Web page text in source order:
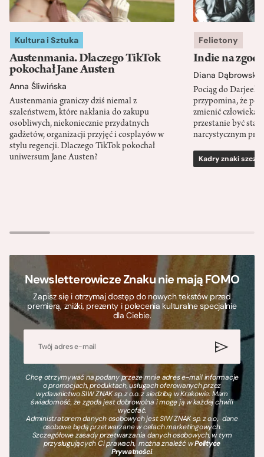
Kultura i Sztuka
Austenmania. Dlaczego TikTok
pokochał Jane Austen
Anna Śliwińska
Austenmania graniczy dziś niemal z
szaleństwem, które nakłania do zakupu
osobliwych, niekoniecznie przydatnych
gadżetów, organizacji przyjęć i cosplayów w
stylu regencji. Dlaczego TikTok pokochał
uniwersum Jane Austen?
Felietony
Indie na
Diana Dąbrowska
Pociąg do
przypomina, że
zmienić człowieka
przestanie być
narcystycznym
Kadry znaki
Newsletterowicze Znaku nie mają FOMO
Zapisz się i otrzymaj dostęp do nowych tekstów przed
premierą, zniżki, prezenty i polecenia kulturalne specjalnie
dla Ciebie.
Chcę otrzymywać na podany przeze mnie adres e-mail informacje
o promocjach, produktach, usługach oferowanych przez
wydawnictwo SIW ZNAK sp. z o.o. z siedzibą w Krakowie. Mam
świadomość, że zgoda jest dobrowolna i mogę ją w każdej chwili
wycofać.
Administratorem danych osobowych jest SIW ZNAK sp. z o.o., dane
osobowe będą przetwarzane w celach marketingowych.
Szczegółowe zasady przetwarzania danych osobowych, w tym
przysługujących Ci prawach, można znaleźć wPolityce
Prywatności.